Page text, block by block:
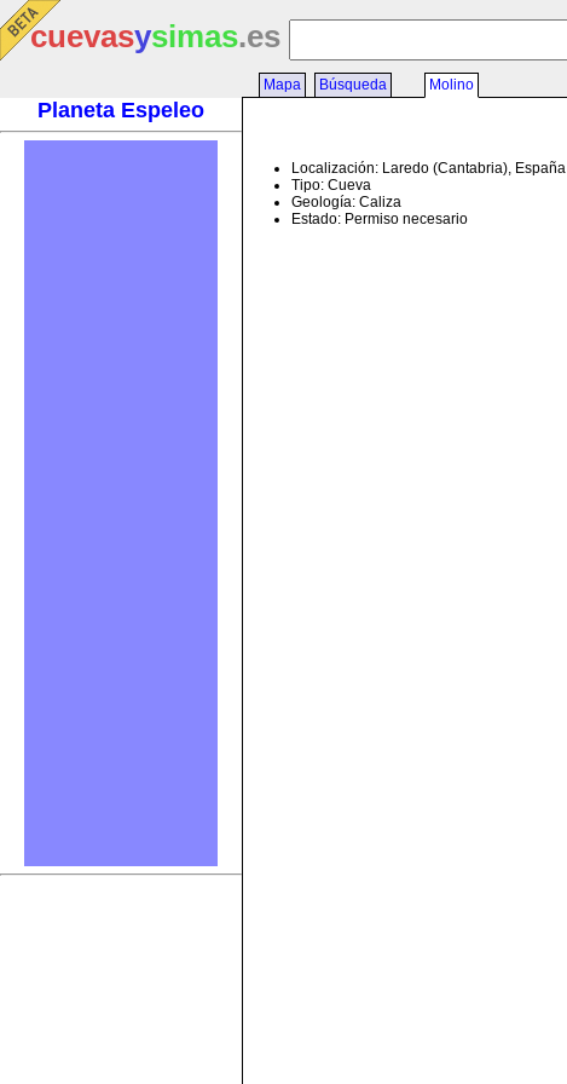
cuevasysimas.es
Planeta Espeleo
Mapa Búsqueda Molino
Localización: Laredo (Cantabria), España
Tipo: Cueva
Geología: Caliza
Estado: Permiso necesario